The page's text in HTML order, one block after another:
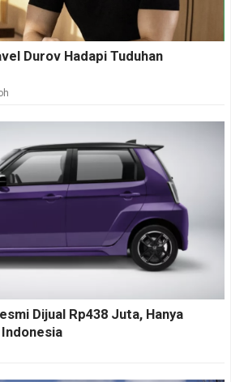
Durov Hadapi Tuduhan
Dijual Rp438 Juta, Hanya